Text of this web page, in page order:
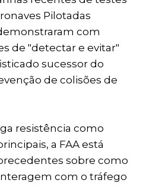
Pilotadas
com
de "detectar e evitar"
sucessor do
de colisões de
resistência como
a FAA está
sobre como
com o tráfego